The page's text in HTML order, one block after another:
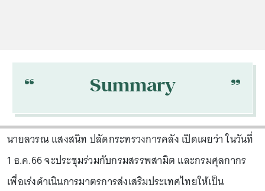
“ Summary “
นายลวรณ แสงสนิท ปลัดกระทรวงการคลัง เปิดเผยว่า ในวันที่
1 ธ.ค.66 จะประชุมร่วมกับกรมสรรพสามิต และกรมศุลกากร
เพื่อเร่งดำเนินการมาตรการส่งเสริมประเทศไทยให้เป็น